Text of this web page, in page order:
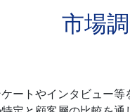
市場
ートやインタビュー